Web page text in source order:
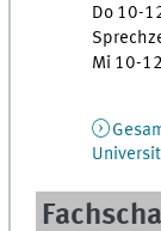
Do 10-
Mi 10-